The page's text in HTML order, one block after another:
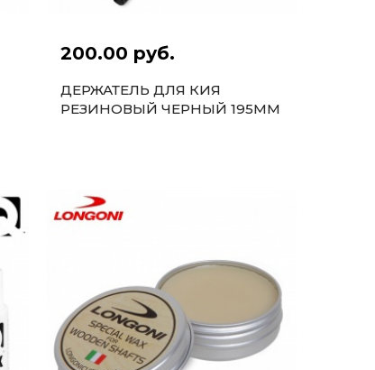
200.00 руб.
ДЕРЖАТЕЛЬ ДЛЯ КИЯ
РЕЗИНОВЫЙ ЧЕРНЫЙ 195ММ